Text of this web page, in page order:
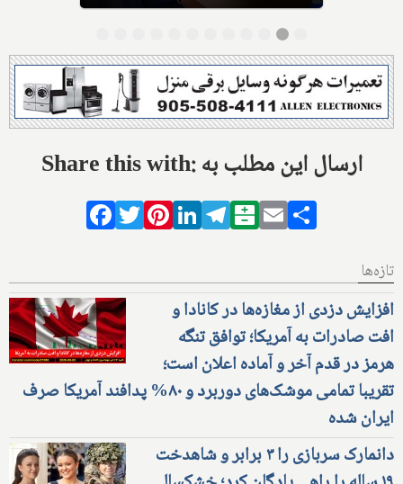
Share this with: ارسال این مطلب به
Facebook
TwitterPinterestLinkedIn
Telegram
Balatarin
Email
تازه‌ها
افزایش دزدی از مغازه‌ها در کانادا و
افت صادرات به آمریکا؛ توافق تنگه
هرمز در قدم آخر و آماده اعلان است؛
تقریبا تمامی موشک‌های دوربرد و ۸۰% پدافند آمریکا صرف
ایران شده
دانمارک سربازی را ۳ برابر و شاهدخت